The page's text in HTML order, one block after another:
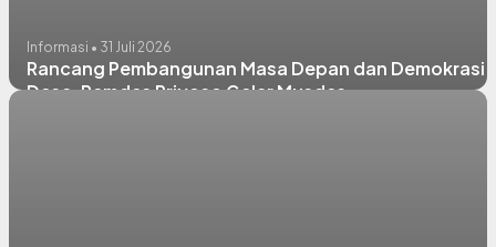
Informasi • 31 Juli 2026
Rancang Pembangunan Masa Depan dan Demokrasi
Desa, Pemdes Priyoso Gelar Musdes,